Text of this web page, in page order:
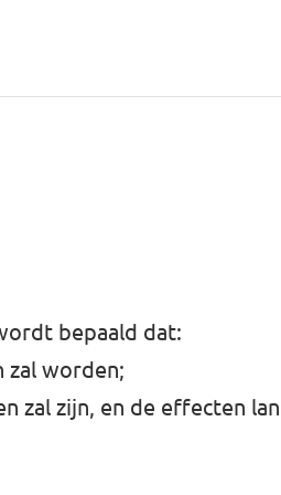
bepaald dat:
zal worden;
zal zijn, en de effecten